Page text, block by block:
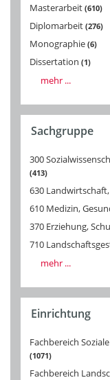
Masterarbeit 610
Diplomarbeit 276
Monographie 6
Dissertation 1
mehr ...
Sachgruppe
300
413
630
610 Medizin,
370 Erziehung,
710
mehr ...
Einrichtung
Fachbereich
1071
Fachbereich